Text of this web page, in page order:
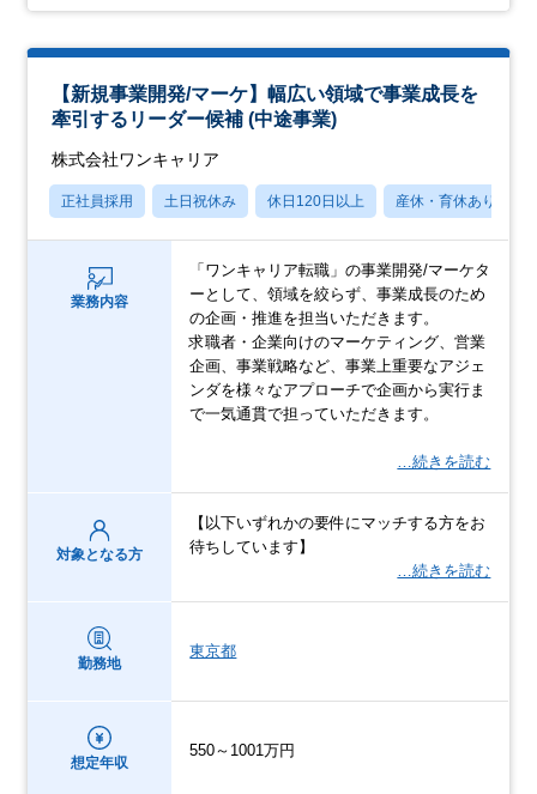
【新規事業開発/マーケ】幅広い領域で事業成長を
牽引するリーダー候補 (中途事業)
株式会社ワンキャリア
正社員採用 土日祝休み 休日120日以上 産休・育休あり
業務内容
「ワンキャリア転職」の事業開発/マーケタ
ーとして、領域を絞らず、事業成長のため
の企画・推進を担当いただきます。
求職者・企業向けのマーケティング、営業
企画、事業戦略など、事業上重要なアジェ
ンダを様々なアプローチで企画から実行ま
で一気通貫で担っていただきます。
…続きを読む
対象となる方
【以下いずれかの要件にマッチする方をお
待ちしています】
…続きを読む
勤務地
東京都
想定年収
550～1001万円